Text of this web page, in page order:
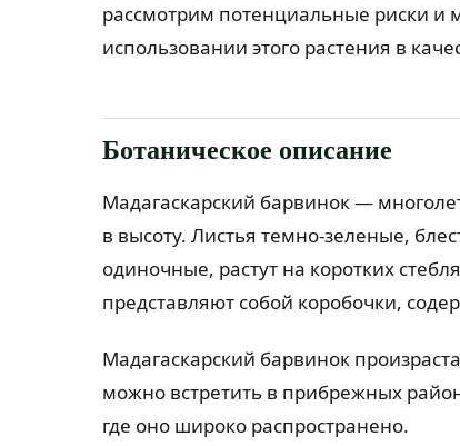
рассмотрим потенциальные риски и
использовании этого растения в
Ботаническое описание
Мадагаскарский барвинок —
в высоту. Листья темно-зеленые,
одиночные, растут на коротких
представляют собой коробочки,
Мадагаскарский барвинок
можно встретить в прибрежных
где оно широко распространено.